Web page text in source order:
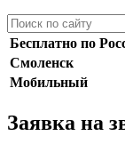
Бесплатно по
Смоленск
Мобильный
Заявка на